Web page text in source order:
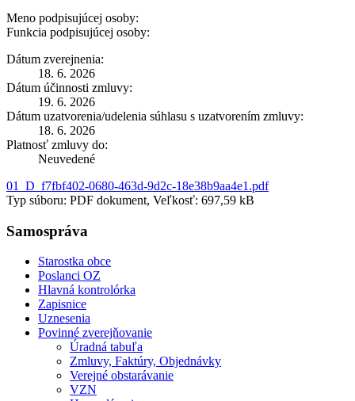
Meno podpisujúcej osoby:
Funkcia podpisujúcej osoby:
Dátum zverejnenia:
18. 6. 2026
Dátum účinnosti zmluvy:
19. 6. 2026
Dátum uzatvorenia/udelenia súhlasu s uzatvorením zmluvy:
18. 6. 2026
Platnosť zmluvy do:
Neuvedené
01_D_f7fbf402-0680-463d-9d2c-18e38b9aa4e1.pdf
Typ súboru: PDF dokument, Veľkosť: 697,59 kB
Samospráva
Starostka obce
Poslanci OZ
Hlavná kontrolórka
Zapisnice
Uznesenia
Povinné zverejňovanie
Úradná tabuľa
Zmluvy, Faktúry, Objednávky
Verejné obstarávanie
VZN